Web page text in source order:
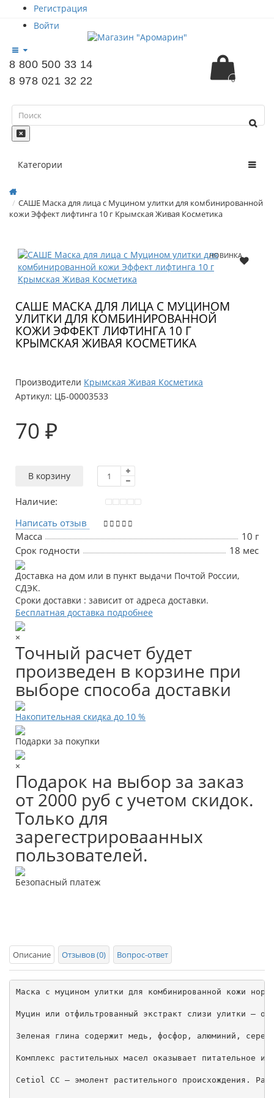
Регистрация
Войти
8 800 500 33 14
8 978 021 32 22
0
Категории
САШЕ Маска для лица с Муцином улитки для комбинированной
кожи Эффект лифтинга 10 г Крымская Живая Косметика
НОВИНКА
САШЕ МАСКА ДЛЯ ЛИЦА С МУЦИНОМ
УЛИТКИ ДЛЯ КОМБИНИРОВАННОЙ
КОЖИ ЭФФЕКТ ЛИФТИНГА 10 Г
КРЫМСКАЯ ЖИВАЯ КОСМЕТИКА
Производители Крымская Живая Косметика
Артикул: ЦБ-00003533
70 ₽
В корзину
Наличие:
Написать отзыв
Масса
10 г
Срок годности
18 мес
Доставка на дом или в пункт выдачи Почтой России,
СДЭК.
Сроки доставки : зависит от адреса доставки.
Бесплатная доставка подробнее
×
Точный расчет будет
произведен в корзине при
выборе способа доставки
Накопительная скидка до 10 %
Подарки за покупки
×
Подарок на выбор за заказ
от 2000 руб с учетом скидок.
Только для
зарегестрироваанных
пользователей.
Безопасный платеж
Описание Отзывов (0) Вопрос-ответ
Маска с муцином улитки для комбинированной кожи
Муцин или отфильтрованный экстракт слизи улитки –
Зеленая глина содержит медь, фосфор, алюминий,
Комплекс растительных масел оказывает питательное
Cetiol CC – эмолент растительного происхождения.